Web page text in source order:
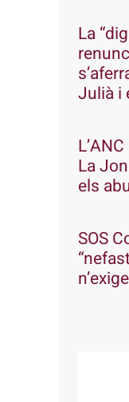
La
Julià i
La
els
SOS